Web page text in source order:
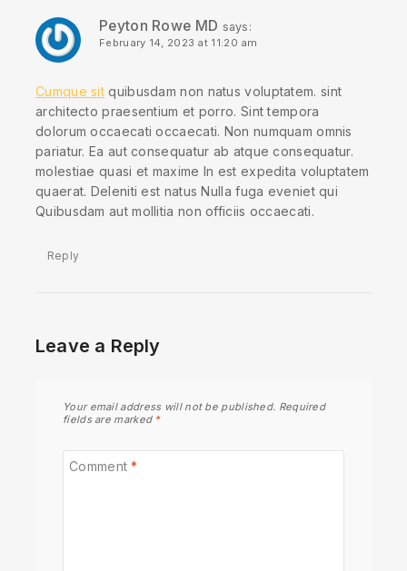
Peyton Rowe MD says:
February 14, 2023 at 11:20 am
Cumque sit quibusdam non natus voluptatem. sint
architecto praesentium et porro. Sint tempora
dolorum occaecati occaecati. Non numquam omnis
pariatur. Ea aut consequatur ab atque consequatur.
molestiae quasi et maxime In est expedita voluptatem
quaerat. Deleniti est natus Nulla fuga eveniet qui
Quibusdam aut mollitia non officiis occaecati.
Reply
Leave a Reply
Your email address will not be published. Required
fields are marked *
Comment*